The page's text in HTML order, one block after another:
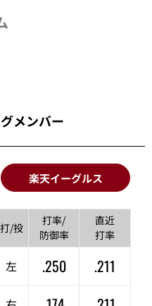
メンバー
楽天イーグルス
打/投
打率/
防御率
直近
打率
左 .250
.211